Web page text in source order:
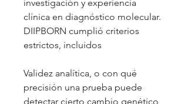
investigación y experiencia
clínica en diagnóstico molecular.
DIIPBORN cumplió criterios
estrictos, incluidos
Validez analítica, o con qué
precisión una prueba puede
detectar cierto cambio genético